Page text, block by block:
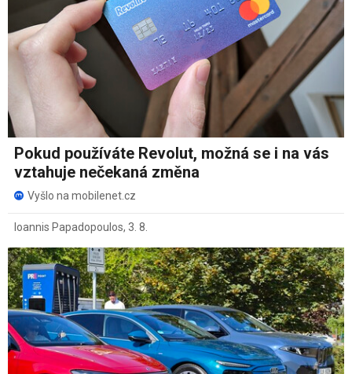
Pokud používáte Revolut, možná se i na vás
vztahuje nečekaná změna
Vyšlo na mobilenet.cz
Ioannis Papadopoulos, 3. 8.